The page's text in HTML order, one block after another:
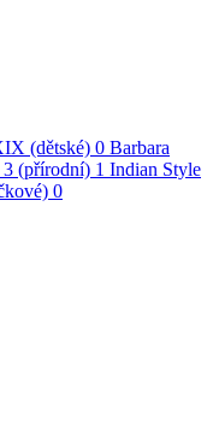
(dětské) 0 Barbara
3 (přírodní) 1 Indian Style
0